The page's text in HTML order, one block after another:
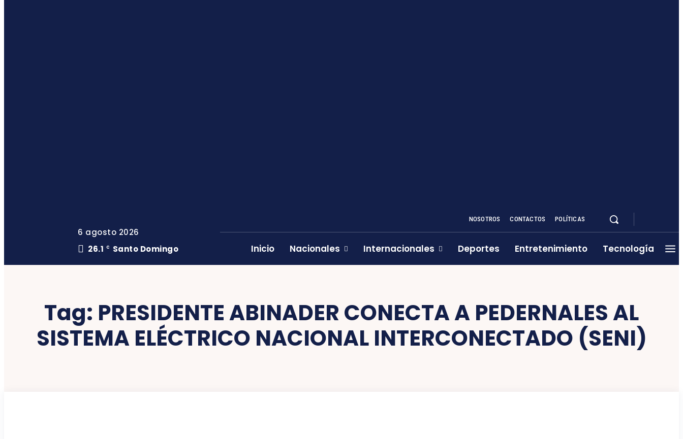
6 agosto 2026
26.1 C Santo Domingo
NOSOTROS CONTACTOS POLÍTICAS
Inicio Nacionales Internacionales Deportes Entretenimiento Tecnología
Tag: PRESIDENTE ABINADER CONECTA A PEDERNALES AL
SISTEMA ELÉCTRICO NACIONAL INTERCONECTADO (SENI)